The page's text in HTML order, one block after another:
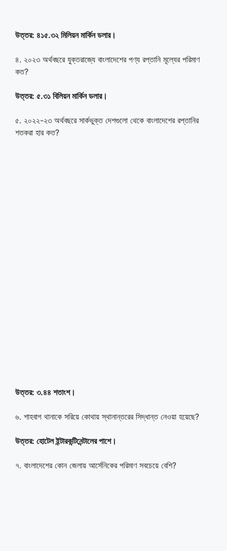
উত্তর: ৪১৫.৩২ মিলিয়ন মার্কিন ডলার।
৪. ২০২৩ অর্থবছরে যুক্তরাজ্যে বাংলাদেশের পণ্য রপ্তানি মূল্যের পরিমাণ
কত?
উত্তর: ৫.৩১ বিলিয়ন মার্কিন ডলার।
৫. ২০২২-২৩ অর্থবছরে সার্কভুক্ত দেশগুলো থেকে বাংলাদেশের রপ্তানির
শতকরা হার কত?
উত্তর: ৩.৪৪ শতাংশ।
৬. শাহবাগ থানাকে সরিয়ে কোথায় স্থানান্তরের সিদ্ধান্ত নেওয়া হয়েছে?
উত্তর: হোটেল ইন্টারকন্টিনেন্টালের পাশে।
৭. বাংলাদেশের কোন জেলায় আর্সেনিকের পরিমাণ সবচেয়ে বেশি?